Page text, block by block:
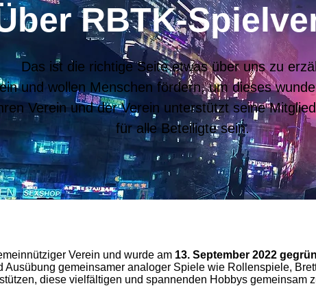
RBTK-
Das ist die richtige Seite etwas über uns zu
und wollen Menschen fördern, um dieses
Verein und der Verein unterstützt seine
für alle Beteiligte sein.
Verein und wurde am 13. September 2022
Ausübung gemeinsamer analoger Spiele wie Rollenspiele,
diese vielfältigen und spannenden Hobbys gemeinsam